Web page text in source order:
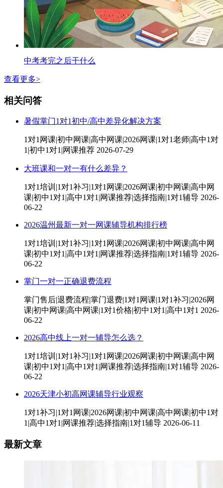
中考考完之后干什么
查看更多>
相关问答
暑假掌门1对1初中/高中差异化解决方案
1对1网课|初中网课|高中网课|2026网课|1对1老师|高中1对
1|初中1对1|网课推荐 2026-07-29
大班课和一对一有什么差异？
1对1培训|1对1补习|1对1网课|2026网课|初中网课|高中网
课|初中1对1|高中1对1|网课推荐|选择指南|1对1辅导 2026-
06-22
2026温州最新一对一网课辅导机构排行榜
1对1培训|1对1补习|1对1网课|2026网课|初中网课|高中网
课|初中1对1|高中1对1|网课推荐|选择指南|1对1辅导 2026-
06-22
掌门一对一正确退费流程
掌门售后|退费流程|掌门退费|1对1网课|1对1补习|2026网
课|初中网课|高中网课|1对1价格|初中1对1|高中1对1 2026-
06-22
2026高中线上一对一辅导怎么选？
1对1培训|1对1补习|1对1网课|2026网课|初中网课|高中网
课|初中1对1|高中1对1|网课推荐|选择指南|1对1辅导 2026-
06-22
2026天津小初高网课辅导行业观察
1对1补习|1对1网课|2026网课|初中网课|高中网课|初中1对
1|高中1对1|网课推荐|选择指南|1对1辅导 2026-06-11
最新文章